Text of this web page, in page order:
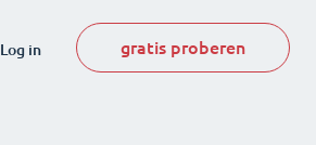
Log in gratis proberen